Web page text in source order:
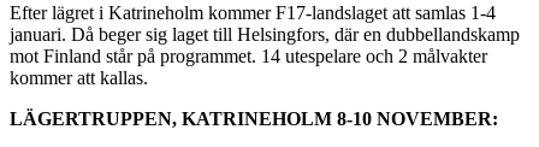
Efter lägret i Katrineholm kommer F17-landslaget att samlas 1-4
januari. Då beger sig laget till Helsingfors, där en dubbellandskamp
mot Finland står på programmet. 14 utespelare och 2 målvakter
kommer att kallas.
LÄGERTRUPPEN, KATRINEHOLM 8-10 NOVEMBER: